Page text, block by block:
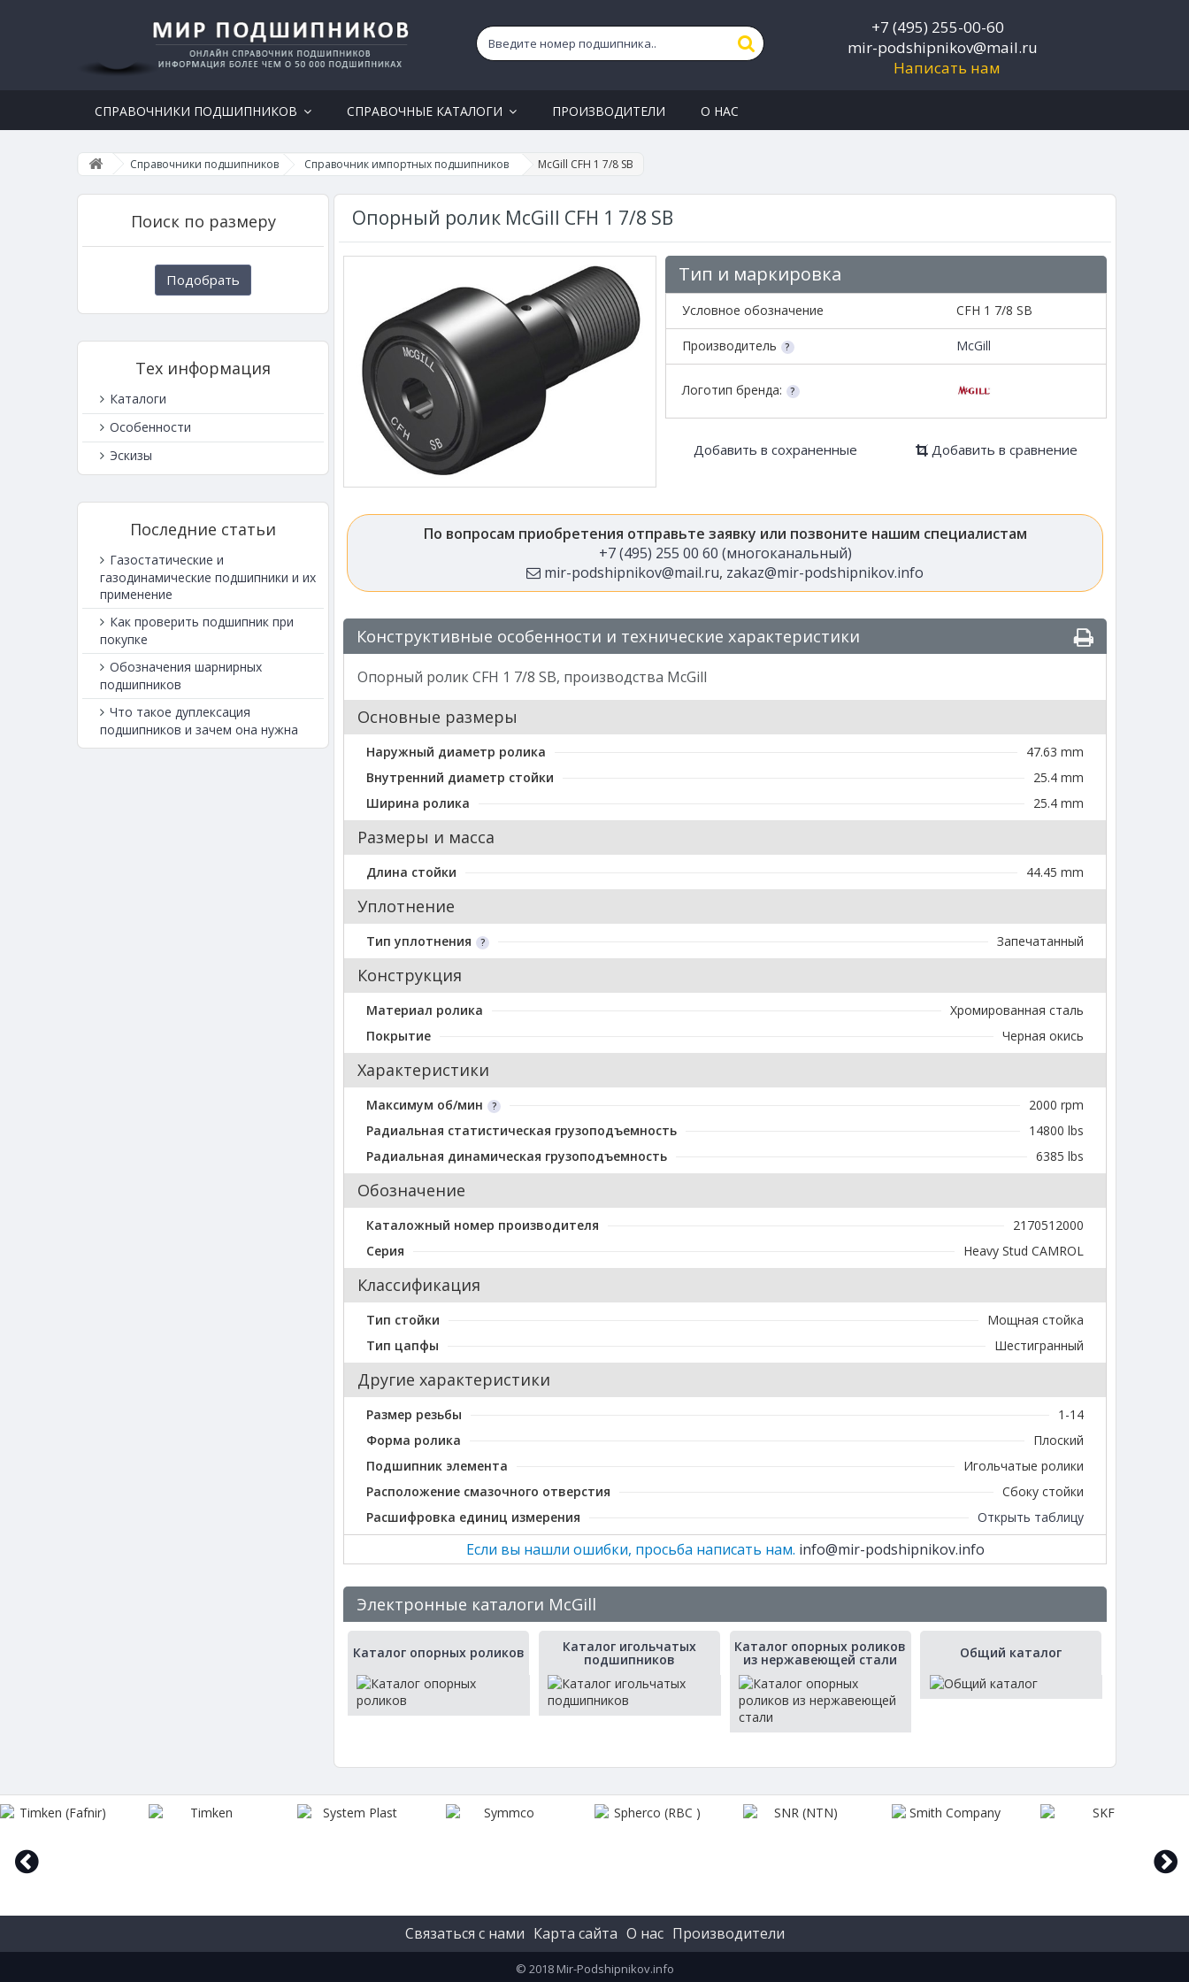
+7 (495) 255-00-60
mir-podshipnikov@mail.ru
Написать нам
СПРАВОЧНИКИ ПОДШИПНИКОВ СПРАВОЧНЫЕ КАТАЛОГИ ПРОИЗВОДИТЕЛИ О НАС
Справочники подшипников Справочник импортных подшипников McGill CFH 1 7/8 SB
Поиск по размеру
Подобрать
Тех информация
Каталоги
Особенности
Эскизы
Последние статьи
Газостатические и
газодинамические подшипники и их
применение
Как проверить подшипник при
покупке
Обозначения шарнирных
подшипников
Что такое дуплексация
подшипников и зачем она нужна
Опорный ролик McGill CFH 1 7/8 SB
Тип и маркировка
Условное обозначение CFH 1 7/8 SB
Производитель McGill
Логотип бренда:
Добавить в сохраненные Добавить в сравнение
По вопросам приобретения отправьте заявку или позвоните нашим специалистам
+7 (495) 255 00 60 (многоканальный)
mir-podshipnikov@mail.ru, zakaz@mir-podshipnikov.info
Конструктивные особенности и технические характеристики
Опорный ролик CFH 1 7/8 SB, производства McGill
Основные размеры
Наружный диаметр ролика
47.63 mm
Внутренний диаметр стойки
25.4 mm
Ширина ролика
25.4 mm
Размеры и масса
Длина стойки 44.45 mm
Уплотнение
Тип уплотнения Запечатанный
Конструкция
Материал ролика
Хромированная сталь
Покрытие
Черная окись
Характеристики
Максимум об/мин
2000 rpm
Радиальная статистическая грузоподъемность
14800 lbs
Радиальная динамическая грузоподъемность
6385 lbs
Обозначение
Каталожный номер производителя
2170512000
Серия
Heavy Stud CAMROL
Классификация
Тип стойки
Мощная стойка
Тип цапфы
Шестигранный
Другие характеристики
Размер резьбы
1-14
Форма ролика
Плоский
Подшипник элемента
Игольчатые ролики
Расположение смазочного отверстия
Сбоку стойки
Расшифровка единиц измерения
Открыть таблицу
Если вы нашли ошибки, просьба написать нам. info@mir-podshipnikov.info
Электронные каталоги McGill
Каталог опорных роликов Каталог игольчатых
подшипников
Каталог опорных роликов
из нержавеющей стали Общий каталог
Связаться с нами Карта сайта О нас Производители
© 2018 Mir-Podshipnikov.info